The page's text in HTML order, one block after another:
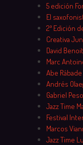
5 edición
El
2ª Edición
Creativa
David
Marc
Abe
Andrés
Gabriel
Jazz Time
Festival
Marcos
Jazz Time